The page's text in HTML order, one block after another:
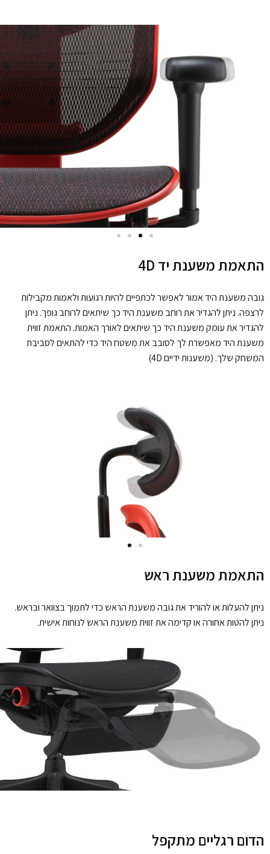
התאמת משענת יד 4D
גובה משענת היד אמור לאפשר לכתפיים להיות רגועות ולאמות מקבילות
לרצפה. ניתן להגדיר את רוחב משענת היד כך שיתאים לרוחב גופך. ניתן
להגדיר את עומק משענת היד כך שיתאים לאורך האמות. התאמת זווית
משענת היד מאפשרת לך לסובב את משטח היד כדי להתאים לסביבת
המשחק שלך. (משענות ידיים 4D)
התאמת משענת ראש
ניתן להעלות או להוריד את גובה משענת הראש כדי לתמוך בצוואר ובראש.
ניתן להטות אחורה או קדימה את זווית משענת הראש לנוחות אישית.
הדום רגליים מתקפל